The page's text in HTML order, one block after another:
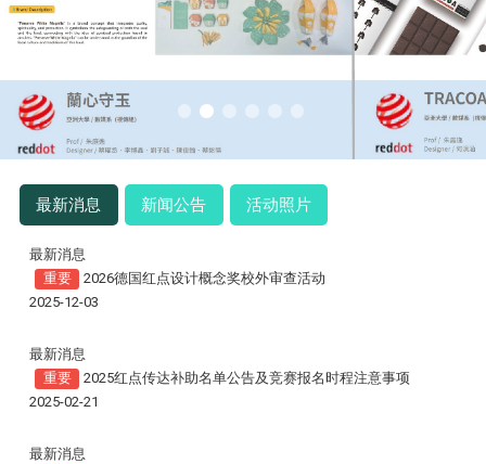
最新消息 新闻公告 活动照片
最新消息
重要
2026德国红点设计概念奖校外审查活动
2025-12-03
最新消息
重要
2025红点传达补助名单公告及竞赛报名时程注意事项
2025-02-21
最新消息